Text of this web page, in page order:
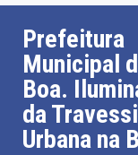
Prefeitura
Municipal
Boa.
da
Urbana na